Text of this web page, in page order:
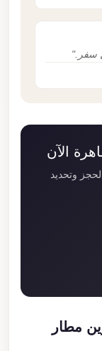
الآن
وتحديد
مطار